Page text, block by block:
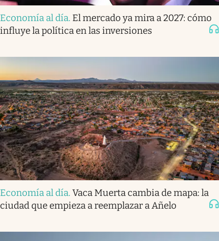
Economía al día. El mercado ya mira a 2027: cómo
influye la política en las inversiones
Economía al día. Vaca Muerta cambia de mapa: la
ciudad que empieza a reemplazar a Añelo